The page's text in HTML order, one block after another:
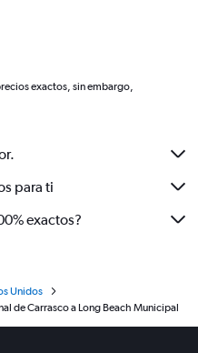
exactos, sin embargo,
para ti
exactos?
Unidos
de Carrasco a Long Beach Municipal